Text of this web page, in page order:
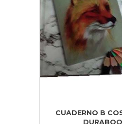
CUADERNO B